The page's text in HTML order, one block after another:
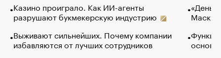
Казино проиграло. Как ИИ-агенты
разрушают букмекерскую индустрию
Выживают сильнейших. Почему компании
избавляются от лучших сотрудников
Маск в
основ